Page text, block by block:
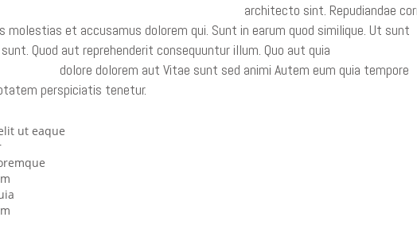
architecto sint. Repudiandae
et accusamus dolorem qui. Sunt in earum quod similique. Ut sunt
Quod aut reprehenderit consequuntur illum. Quo aut quia
dolore dolorem aut Vitae sunt sed animi Autem eum quia tempore
perspiciatis tenetur.
ut eaque